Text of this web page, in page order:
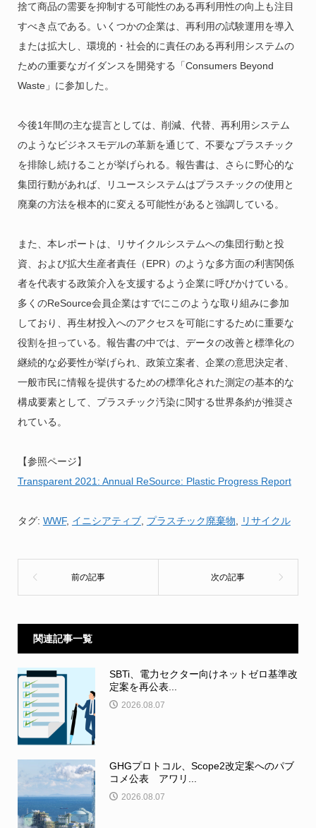
捨て商品の需要を抑制する可能性のある再利用性の向上も注目
すべき点である。いくつかの企業は、再利用の試験運用を導入
または拡大し、環境的・社会的に責任のある再利用システムの
ための重要なガイダンスを開発する「Consumers Beyond
Waste」に参加した。
今後1年間の主な提言としては、削減、代替、再利用システム
のようなビジネスモデルの革新を通じて、不要なプラスチック
を排除し続けることが挙げられる。報告書は、さらに野心的な
集団行動があれば、リユースシステムはプラスチックの使用と
廃棄の方法を根本的に変える可能性があると強調している。
また、本レポートは、リサイクルシステムへの集団行動と投
資、および拡大生産者責任（EPR）のような多方面の利害関係
者を代表する政策介入を支援するよう企業に呼びかけている。
多くのReSource会員企業はすでにこのような取り組みに参加
しており、再生材投入へのアクセスを可能にするために重要な
役割を担っている。報告書の中では、データの改善と標準化の
継続的な必要性が挙げられ、政策立案者、企業の意思決定者、
一般市民に情報を提供するための標準化された測定の基本的な
構成要素として、プラスチック汚染に関する世界条約が推奨さ
れている。
【参照ページ】
Transparent 2021: Annual ReSource: Plastic Progress Report
タグ: WWF, イニシアティブ, プラスチック廃棄物 リサイクル
関連記事一覧
SBTi、電力セクター向けネットゼロ基準改
定案を再公表...
2026.08.07
GHGプロトコル、Scope2改定案へのパブ
コメ公表 アワリ...
2026.08.07